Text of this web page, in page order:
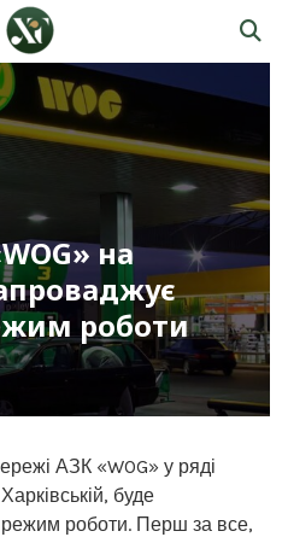
на
роботи
АЗК «WOG» у ряді
буде
роботи. Перш за все,